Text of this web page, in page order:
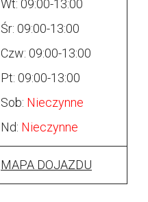
Wt: 09:00-13:00
Śr: 09:00-13:00
Czw: 09:00-13:00
Pt: 09:00-13:00
Sob: Nieczynne
Nd: Nieczynne
MAPA DOJAZDU